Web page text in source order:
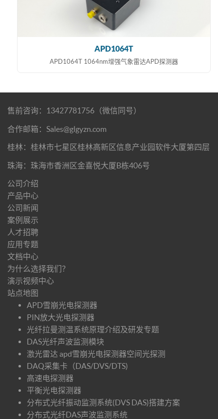
APD1064T
APD1064T 1064nm增强气象雷达APD探测器
售前咨询：13427781756（微信同号）
合作邮箱：Sales@glgyzn.com
桂林：桂林市七星区桂林高新区信息产业园软件大厦第四层
珠海：珠海市香洲区金喜悦大厦B栋406号
公司介绍
产品中心
公司新闻
案例展示
人才招聘
应用专题
文档中心
为什么选择我们？
演示视频中心
站点地图
APD雪崩光电探测器
PIN放大光电探测器
光纤拉曼测温系统原理介绍及研发专题
DAS光纤声波监测模块
激光雷达 apd雪崩光电探测器空间光探测
DAQ采集卡（DAS/DVS/DTS)
高速电探测器
平衡光电探测器
分布式光纤振动监测系统(DVS DAS)搭建方案
分布式光纤DAS声波监测系统